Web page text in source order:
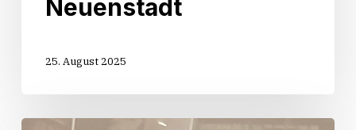
Neuenstadt
25. August 2025
Start